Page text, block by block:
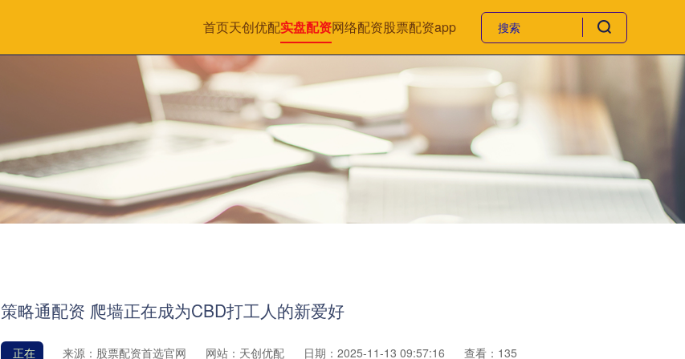
首页天创优配实盘配资网络配资股票配资app
策略通配资 爬墙正在成为CBD打工人的新爱好
正在 来源：股票配资首选官网 网站：天创优配 日期：2025-11-13 09:57:16 查看：135